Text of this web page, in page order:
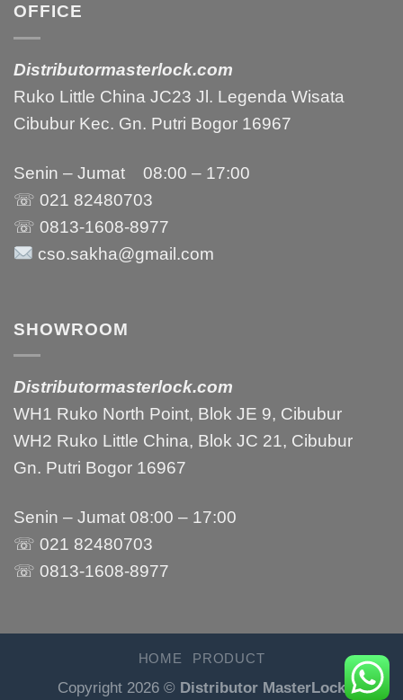
OFFICE
Distributormasterlock.com
Ruko Little China JC23 Jl. Legenda Wisata
Cibubur Kec. Gn. Putri Bogor 16967
Senin – Jumat 08:00 – 17:00
☏ 021 82480703
☏ 0813-1608-8977
cso.sakha@gmail.com
SHOWROOM
Distributormasterlock.com
WH1 Ruko North Point, Blok JE 9, Cibubur
WH2 Ruko Little China, Blok JC 21, Cibubur
Gn. Putri Bogor 16967
Senin – Jumat 08:00 – 17:00
☏ 021 82480703
☏ 0813-1608-8977
HOME PRODUCT
Copyright 2026 © Distributor MasterLock